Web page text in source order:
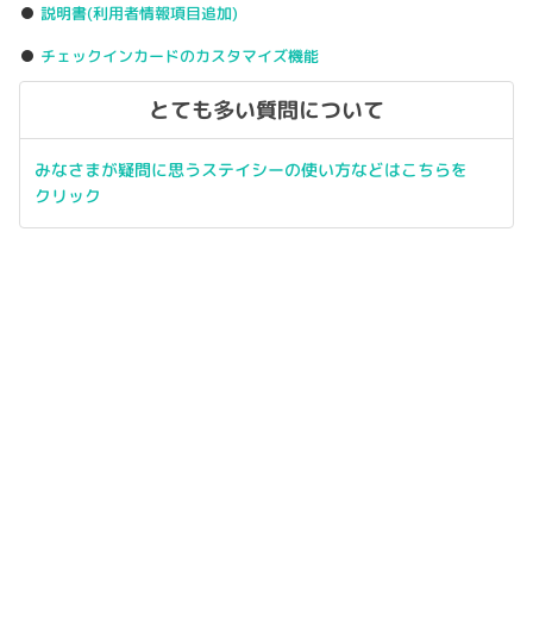
説明書(利用者情報項目追加)
チェックインカードのカスタマイズ機能
とても多い質問について
みなさまが疑問に思うステイシーの使い方などはこちらを
クリック